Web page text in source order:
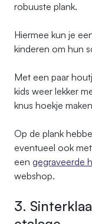
robuuste plank.
Hiermee kun je
kinderen om hun
Met een paar
kids weer lekker
knus hoekje
Op de plank
eventueel ook
een gegraveerde
webshop.
3.